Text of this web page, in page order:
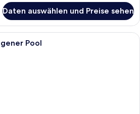
Daten auswählen und Preise sehen
Ein Badezimmer mit einer großen
Pool